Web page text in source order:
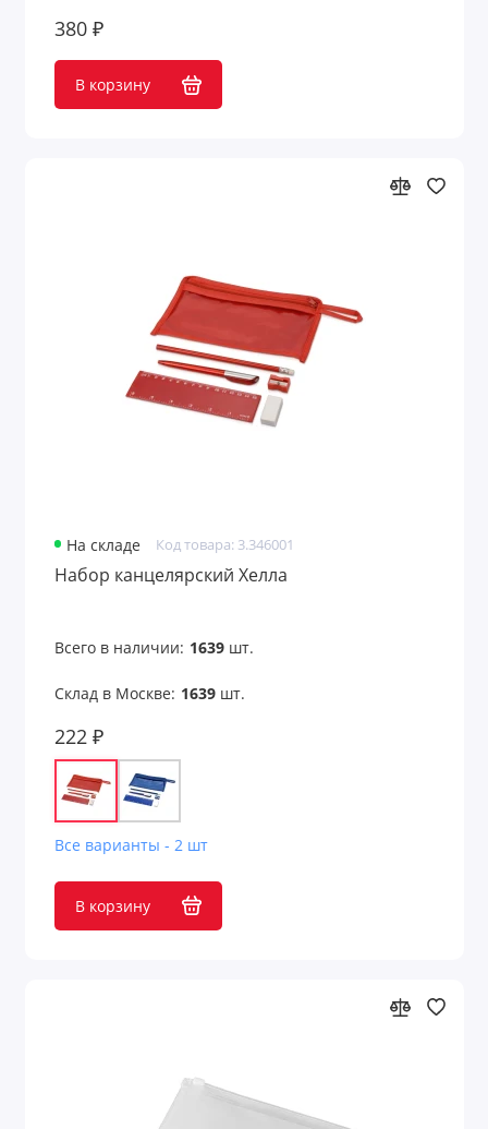
380 ₽
В корзину
На складе Код товара: 3.346001
Набор канцелярский Хелла
Всего в наличии: 1639шт.
Склад в Москве: 1639шт.
222 ₽
Все варианты - 2 шт
В корзину